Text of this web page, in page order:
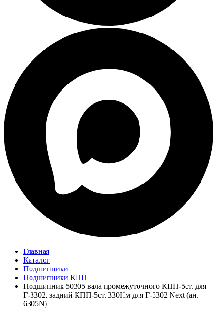
Главная
Каталог
Подшипники
Подшипники КПП
Подшипник 50305 вала промежуточного КПП-5ст. для
Г-3302, задний КПП-5ст. 330Нм для Г-3302 Next (ан.
6305N)